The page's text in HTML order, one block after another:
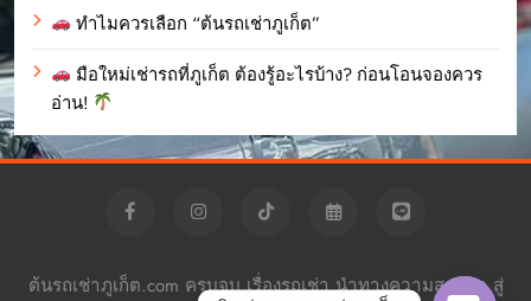
ทำไมควรเลือก “ต้นรถเช่าภูเก็ต”
มือใหม่เช่ารถที่ภูเก็ต ต้องรู้อะไรบ้าง? ก่อนโอนจองควร
อ่าน!
ต้นรถเช่าภูเก็ต.com ครบจบ เรื่องรถเช่า นำทางความสะดวก สู่